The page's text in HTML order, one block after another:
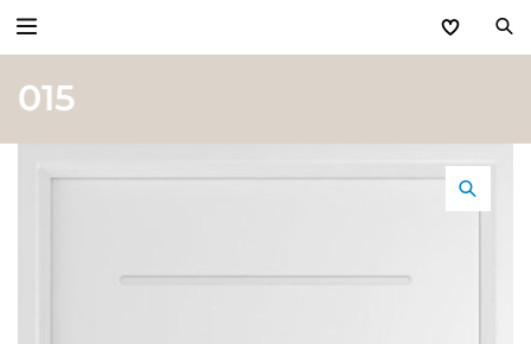
Zurück
Türen & Zargen
015